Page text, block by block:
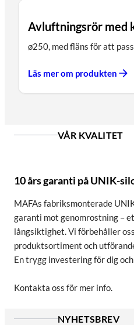
Avluftningsrör med
ø250, med fläns för att
Läs mer om produkten
VÅR KVALITET
10 års garanti på UNIK-
MAFAs fabriksmonterade
garanti mot genomrostning –
långsiktighet. Vi förbehåller
produktsortiment och
En trygg investering för dig
Kontakta oss för mer info.
NYHETSBREV